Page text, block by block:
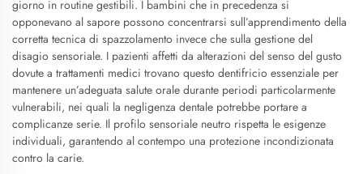
giorno in routine gestibili. I bambini che in precedenza si
opponevano al sapore possono concentrarsi sull’apprendimento della
corretta tecnica di spazzolamento invece che sulla gestione del
disagio sensoriale. I pazienti affetti da alterazioni del senso del gusto
dovute a trattamenti medici trovano questo dentifricio essenziale per
mantenere un’adeguata salute orale durante periodi particolarmente
vulnerabili, nei quali la negligenza dentale potrebbe portare a
complicanze serie. Il profilo sensoriale neutro rispetta le esigenze
individuali, garantendo al contempo una protezione incondizionata
contro la carie.